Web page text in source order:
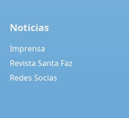
Noticias
Imprensa
Revista Santa Faz
Redes Socias